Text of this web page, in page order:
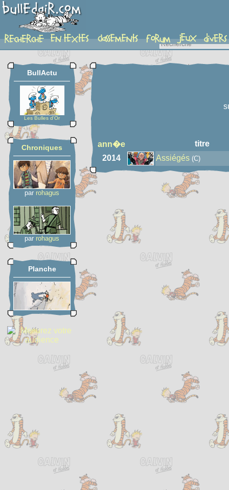
auteur
BullActu
Les Bulles d'Or
Chroniques
par rohagus
par rohagus
Planche
ann�e
titre
2014
Assiégés (C)